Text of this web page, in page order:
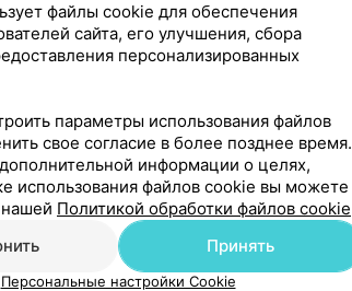
ул. Филимонова, 53
файлы cookie для обеспечения
сайта, его улучшения, сбора
персонализированных
параметры использования файлов
свое согласие в более позднее время.
информации о целях,
использования файлов cookie вы можете
нашей Политикой обработки файлов cookie
Принять
Персональные настройки Cookie